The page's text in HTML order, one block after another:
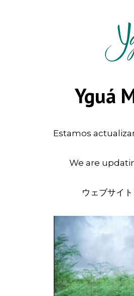
Yguá
Estamos
We are
ウェブサイ